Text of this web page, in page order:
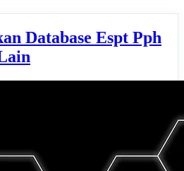
Database Espt Pph